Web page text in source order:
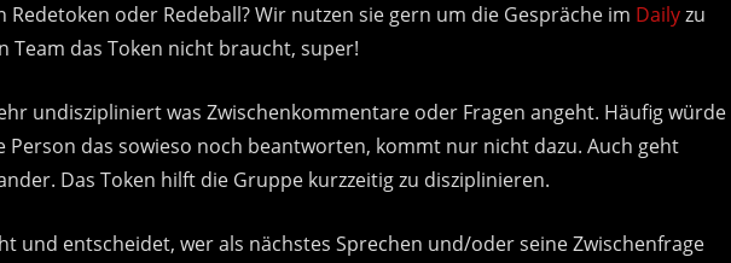
oder Redeball? Wir nutzen sie gern um die Gespräche im Dailyzu
Team das Token nicht braucht, super!
undiszipliniert was Zwischenkommentare oder Fragen angeht. Häufig würde
Person das sowieso noch beantworten, kommt nur nicht dazu. Auch geht
Das Token hilft die Gruppe kurzzeitig zu disziplinieren.
und entscheidet, wer als nächstes Sprechen und/oder seine Zwischenfrage